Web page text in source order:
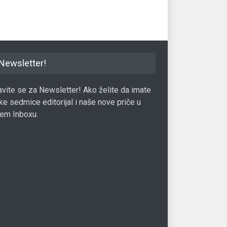
se za Newsletter! Ako želite da imate
sedmice editorijal i naše nove priče u
Inboxu.